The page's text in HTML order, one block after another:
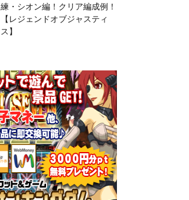
練・シオン編！クリア編成例！
【レジェンドオブジャスティ
ス】